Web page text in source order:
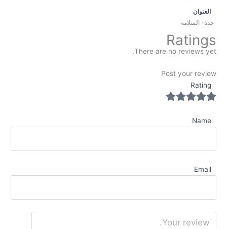
العنوان
جدة- السلامة
Ratings
There are no reviews yet.
Post your review
Rating
Name
Email